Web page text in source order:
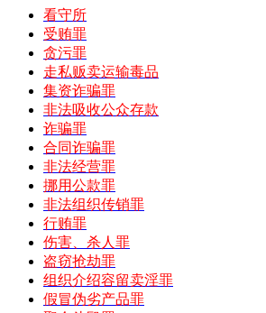
看守所
受贿罪
贪污罪
走私贩卖运输毒品
集资诈骗罪
非法吸收公众存款
诈骗罪
合同诈骗罪
非法经营罪
挪用公款罪
非法组织传销罪
行贿罪
伤害、杀人罪
盗窃抢劫罪
组织介绍容留卖淫罪
假冒伪劣产品罪